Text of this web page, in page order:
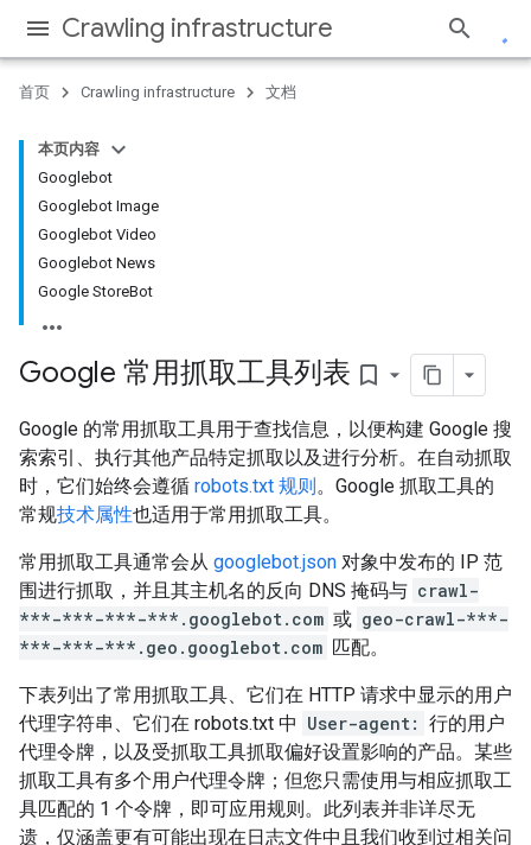
Crawling infrastructure
首页 Crawling infrastructure 文档
本页内容
Googlebot
Googlebot Image
Googlebot Video
Googlebot News
Google StoreBot
Google 常用抓取工具列表 bookmark_border
Google 的常用抓取工具用于查找信息，以便构建 Google 搜
索索引、执行其他产品特定抓取以及进行分析。在自动抓取
时，它们始终会遵循 robots.txt 规则。Google 抓取工具的
常规技术属性也适用于常用抓取工具。
常用抓取工具通常会从 googlebot.json 对象中发布的 IP 范
围进行抓取，并且其主机名的反向 DNS 掩码与 crawl-
***-***-***-***.googlebot.com 或 geo-crawl-***-
***-***-***.geo.googlebot.com 匹配。
下表列出了常用抓取工具、它们在 HTTP 请求中显示的用户
代理字符串、它们在 robots.txt 中 User-agent: 行的用户
代理令牌，以及受抓取工具抓取偏好设置影响的产品。某些
抓取工具有多个用户代理令牌；但您只需使用与相应抓取工
具匹配的 1 个令牌，即可应用规则。此列表并非详尽无
遗，仅涵盖更有可能出现在日志文件中且我们收到过相关问